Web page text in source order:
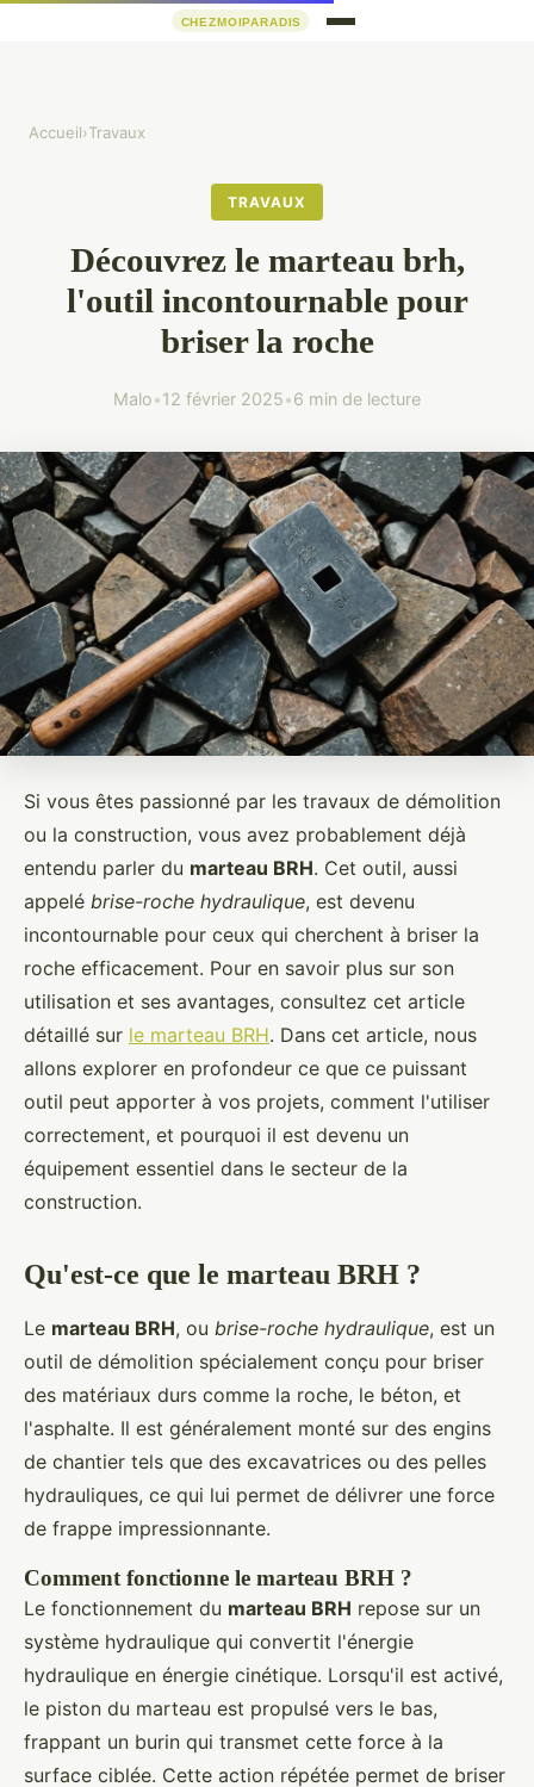
Accueil›Travaux
TRAVAUX
Découvrez le marteau brh,
l'outil incontournable pour
briser la roche
Malo•12 février 2025•6 min de lecture
Si vous êtes passionné par les travaux de démolition
ou la construction, vous avez probablement déjà
entendu parler du marteau BRH. Cet outil, aussi
appelé brise-roche hydraulique, est devenu
incontournable pour ceux qui cherchent à briser la
roche efficacement. Pour en savoir plus sur son
utilisation et ses avantages, consultez cet article
détaillé sur le marteau BRH. Dans cet article, nous
allons explorer en profondeur ce que ce puissant
outil peut apporter à vos projets, comment l'utiliser
correctement, et pourquoi il est devenu un
équipement essentiel dans le secteur de la
construction.
Qu'est-ce que le marteau BRH ?
Le marteau BRH, ou brise-roche hydraulique, est un
outil de démolition spécialement conçu pour briser
des matériaux durs comme la roche, le béton, et
l'asphalte. Il est généralement monté sur des engins
de chantier tels que des excavatrices ou des pelles
hydrauliques, ce qui lui permet de délivrer une force
de frappe impressionnante.
Comment fonctionne le marteau BRH ?
Le fonctionnement du marteau BRH repose sur un
système hydraulique qui convertit l'énergie
hydraulique en énergie cinétique. Lorsqu'il est activé,
le piston du marteau est propulsé vers le bas,
frappant un burin qui transmet cette force à la
surface ciblée. Cette action répétée permet de briser